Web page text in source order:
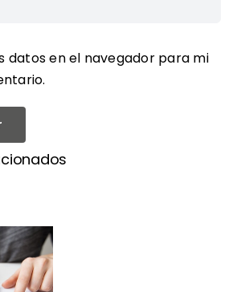
datos en el navegador para mi